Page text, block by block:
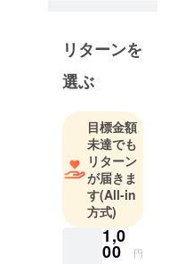
回は全国の
の文化と魅
力をお届け
したいとい
う想いで、
沖縄暦カレ
ンダーのプ
ロジェクト
を立ち上げ
ました
リターンを
選ぶ
目標金額
未達でも
リターン
が届きま
す(All-in
方式)
1,0
00 円